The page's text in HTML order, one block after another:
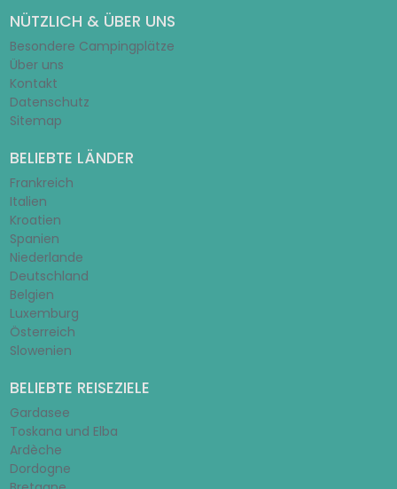
NÜTZLICH & ÜBER UNS
Besondere Campingplätze
Über uns
Kontakt
Datenschutz
Sitemap
BELIEBTE LÄNDER
Frankreich
Italien
Kroatien
Spanien
Niederlande
Deutschland
Belgien
Luxemburg
Österreich
Slowenien
BELIEBTE REISEZIELE
Gardasee
Toskana und Elba
Ardèche
Dordogne